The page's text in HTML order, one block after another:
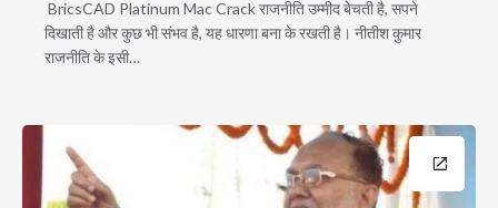
BricsCAD Platinum Mac Crack राजनीति उम्मीद बेचती है, सपने
दिखाती है और कुछ भी संभव है, यह धारणा बना के रखती है। नीतीश कुमार
राजनीति के इसी…